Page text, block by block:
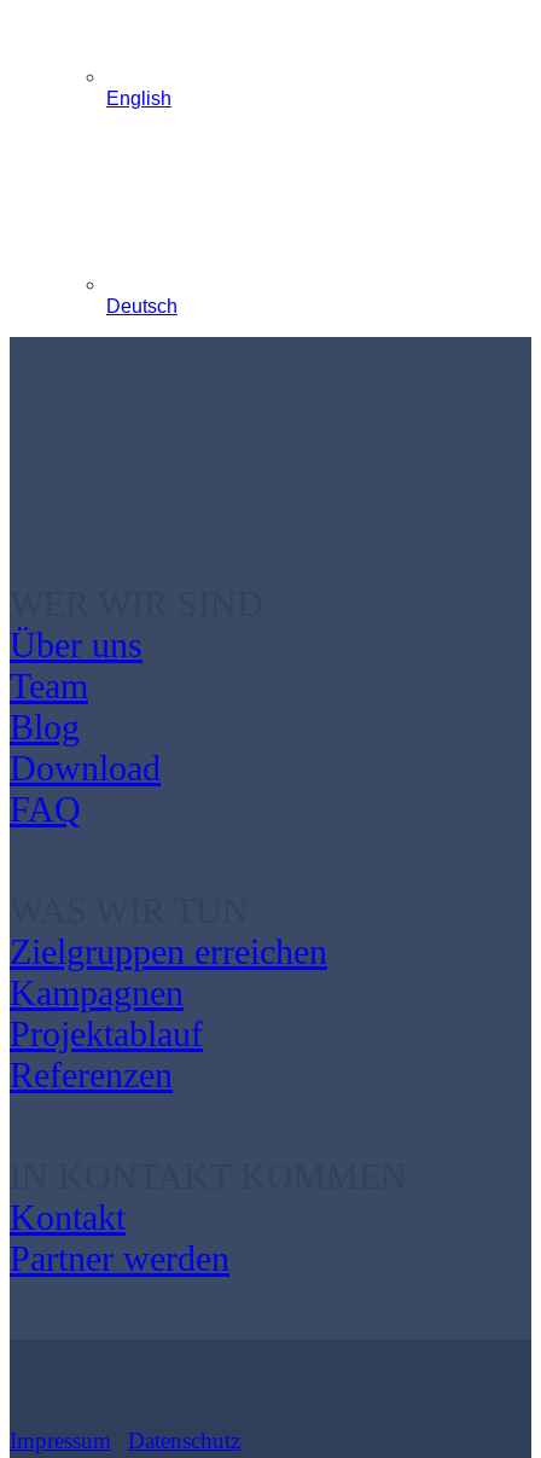
English
Deutsch
Über uns
Team
Blog
Download
FAQ
Zielgruppen erreichen
Kampagnen
Projektablauf
Referenzen
Kontakt
Partner werden
Impressum Datenschutz